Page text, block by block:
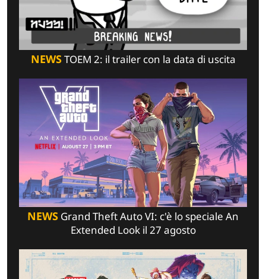
NEWSTOEM 2: il trailer con la data di uscita
NEWS Grand Theft Auto VI: c'è lo speciale An
Extended Look il 27 agosto